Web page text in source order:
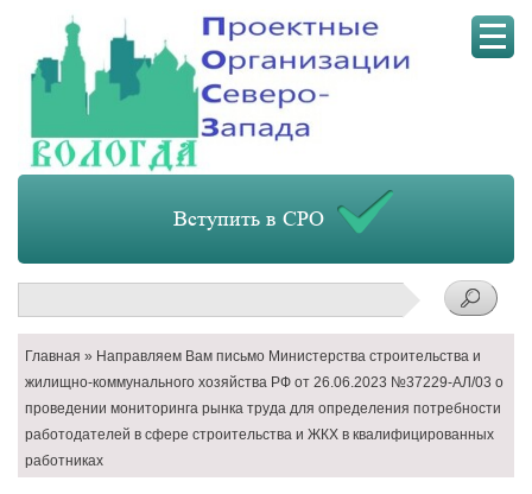
Вступить в СРО
Строка
навигации
Главная
Направляем Вам письмо Министерства строительства и
жилищно-коммунального хозяйства РФ от 26.06.2023 №37229-АЛ/03 о
проведении мониторинга рынка труда для определения потребности
работодателей в сфере строительства и ЖКХ в квалифицированных
работниках